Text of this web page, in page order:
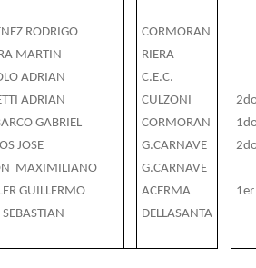
RODRIGO
CORMORAN
MARTIN
RIERA
ADRIAN
C.E.C.
ADRIAN
CULZONI
GABRIEL
CORMORAN
JOSE
G.CARNAVE
MAXIMILIANO
G.CARNAVE
GUILLERMO
ACERMA
SEBASTIAN
DELLASANTA